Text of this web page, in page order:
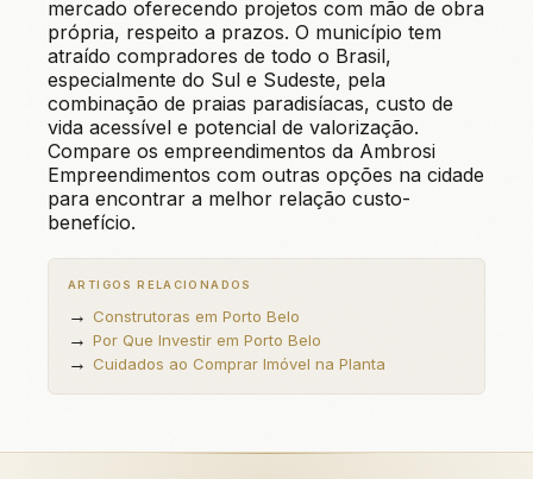
mercado oferecendo projetos com mão de obra
própria, respeito a prazos. O município tem
atraído compradores de todo o Brasil,
especialmente do Sul e Sudeste, pela
combinação de praias paradisíacas, custo de
vida acessível e potencial de valorização.
Compare os empreendimentos da Ambrosi
Empreendimentos com outras opções na cidade
para encontrar a melhor relação custo-
benefício.
ARTIGOS RELACIONADOS
→ Construtoras em Porto Belo
→ Por Que Investir em Porto Belo
→ Cuidados ao Comprar Imóvel na Planta